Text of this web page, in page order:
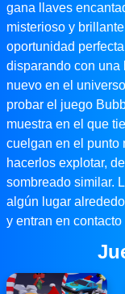
gana llaves
misterioso y
oportunidad
disparando con una
nuevo en el
probar el juego
muestra en el que
cuelgan en el punto
hacerlos explotar,
sombreado similar.
algún lugar
y entran en